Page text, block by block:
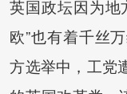
英国政坛因为地
欧”也有着千丝
方选举中，工党